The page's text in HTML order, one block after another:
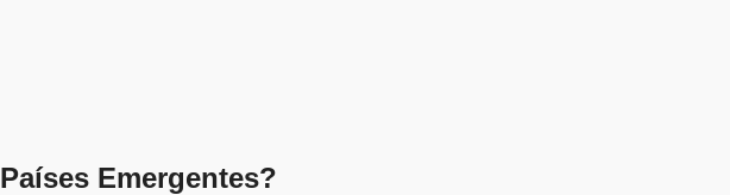
Emergentes?